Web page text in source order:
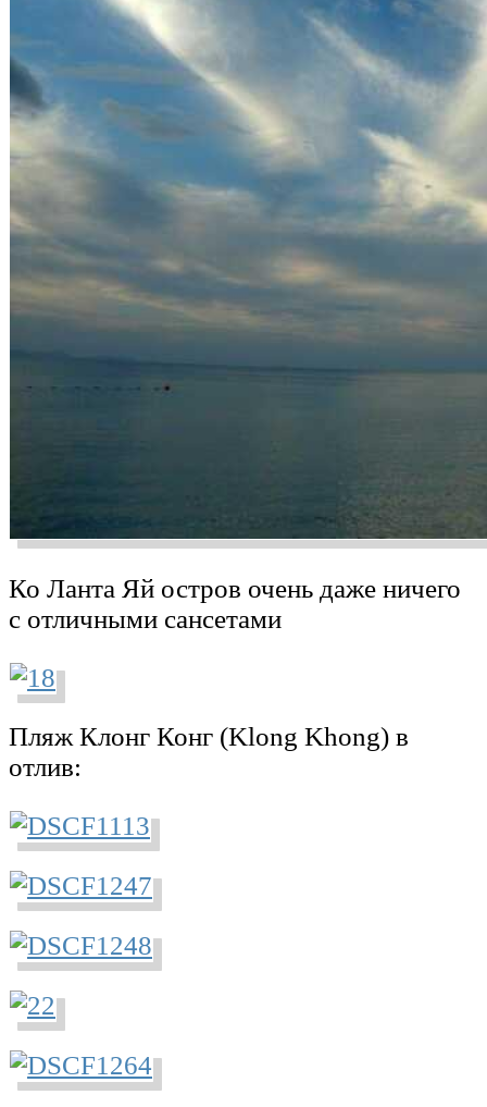
Ко Ланта Яй остров очень даже ничего
с отличными сансетами
Пляж Клонг Конг (Klong Khong) в
отлив: